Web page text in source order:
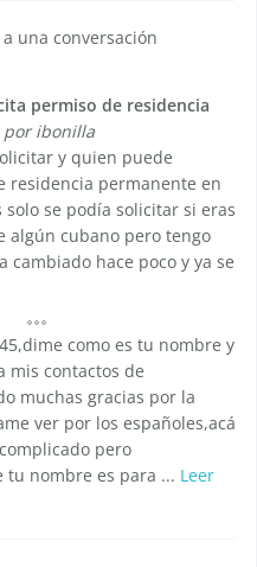
una conversación
permiso de residencia
por ibonilla
y quien puede
residencia permanente en
solo se podía solicitar si eras
algún cubano pero tengo
cambiado hace poco y ya se
como es tu nombre y
mis contactos de
muchas gracias por la
ver por los españoles,acá
pero
tu nombre es para ... Leer